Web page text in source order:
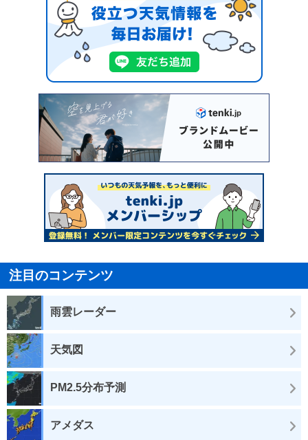
注目のコンテンツ
雨雲レーダー
天気図
PM2.5分布予測
アメダス